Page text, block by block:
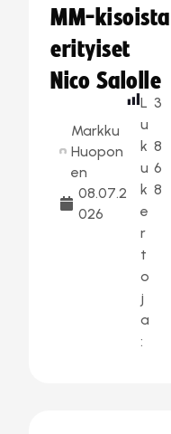
MM-kisoista
erityiset
Nico Salolle
Markku
Huopon
en
08.07.2
026
L
u
k
u
k
e
r
t
o
j
a
:
3
8
6
8